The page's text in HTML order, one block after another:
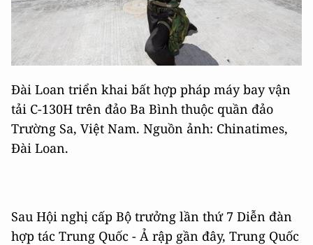
Đài Loan triển khai bất hợp pháp máy bay vận
tải C-130H trên đảo Ba Bình thuộc quần đảo
Trường Sa, Việt Nam. Nguồn ảnh: Chinatimes,
Đài Loan.
Sau Hội nghị cấp Bộ trưởng lần thứ 7 Diễn đàn
hợp tác Trung Quốc - Ả rập gần đây, Trung Quốc